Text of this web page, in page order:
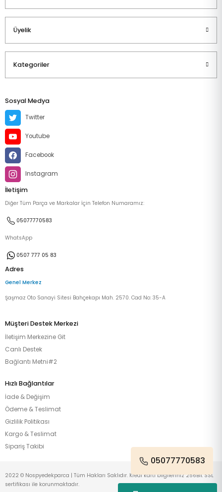
Üyelik
Kategoriler
Sosyal Medya
Twitter
Youtube
Facebook
Instagram
İletişim
Diğer Tüm Parça ve Markalar İçin Telefon Numaramız:
05077770583
WhatsApp
0507 777 05 83
Adres
Genel Merkez
Şaşmaz Oto Sanayi Sitesi Bahçekapı Mah. 2570. Cad No: 35-A
Müşteri Destek Merkezi
İletişim Merkezine Git
Canlı Destek
Bağlantı Metni#2
Hızlı Bağlantılar
İade & Değişim
Ödeme & Teslimat
Gizlilik Politikası
Kargo & Teslimat
Sipariş Takibi
05077770583
2022 © Nospyedekparca | Tüm Hakları Saklıdır. Kredi kartı bilgileriniz 256Bit SSL
sertifikası ile korunmaktadır.